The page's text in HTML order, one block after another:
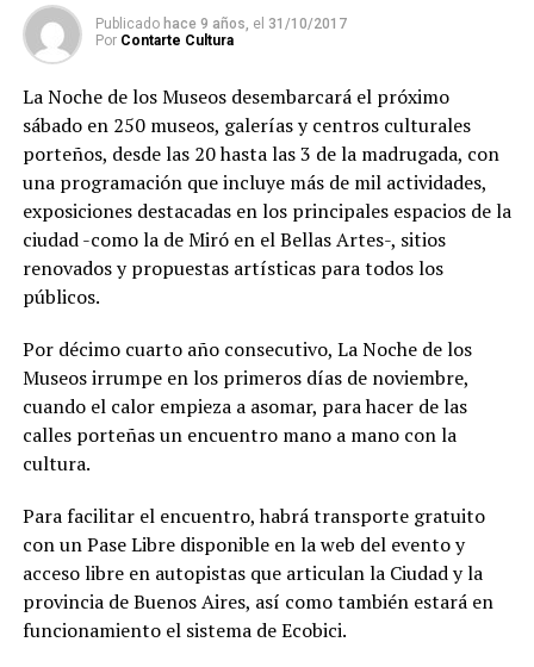
Publicado hace 9 años, el 31/10/2017
Por Contarte Cultura
La Noche de los Museos desembarcará el próximo
sábado en 250 museos, galerías y centros culturales
porteños, desde las 20 hasta las 3 de la madrugada, con
una programación que incluye más de mil actividades,
exposiciones destacadas en los principales espacios de la
ciudad -como la de Miró en el Bellas Artes-, sitios
renovados y propuestas artísticas para todos los
públicos.
Por décimo cuarto año consecutivo, La Noche de los
Museos irrumpe en los primeros días de noviembre,
cuando el calor empieza a asomar, para hacer de las
calles porteñas un encuentro mano a mano con la
cultura.
Para facilitar el encuentro, habrá transporte gratuito
con un Pase Libre disponible en la web del evento y
acceso libre en autopistas que articulan la Ciudad y la
provincia de Buenos Aires, así como también estará en
funcionamiento el sistema de Ecobici.